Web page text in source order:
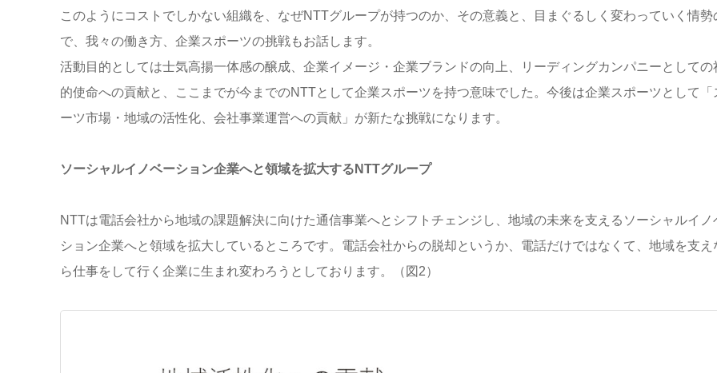
このようにコストでしかない組織を、なぜNTTグループが持つのか、その意義と、目まぐるしく変わっていく情勢
で、我々の働き方、企業スポーツの挑戦もお話します。
活動目的としては士気高揚一体感の醸成、企業イメージ・企業ブランドの向上、リーディングカンパニーとしての
的使命への貢献と、ここまでが今までのNTTとして企業スポーツを持つ意味でした。今後は企業スポーツとして「
ーツ市場・地域の活性化、会社事業運営への貢献」が新たな挑戦になります。
ソーシャルイノベーション企業へと領域を拡大するNTTグループ
NTTは電話会社から地域の課題解決に向けた通信事業へとシフトチェンジし、地域の未来を支えるソーシャルイノ
ション企業へと領域を拡大しているところです。電話会社からの脱却というか、電話だけではなくて、地域を支え
ら仕事をして行く企業に生まれ変わろうとしております。（図2）